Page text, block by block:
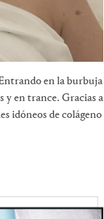
en la burbuja
y en trance. Gracias a
idóneos de colágeno